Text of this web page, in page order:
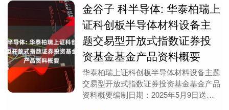
金谷子 科半导体: 华泰柏瑞上
证科创板半导体材料设备主
题交易型开放式指数证券投
资基金基金产品资料概要
华泰柏瑞上证科创板半导体材料设备主题
交易型开放式指数证券投资基金基金产品
资料概要编制日期：2025年5月9日送出